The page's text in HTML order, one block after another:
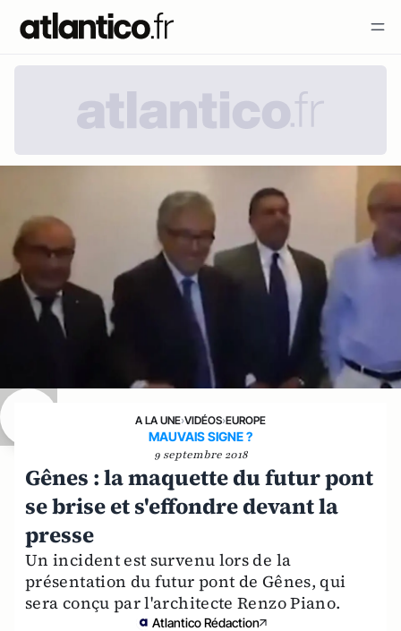
A LA UNE›VIDÉOS›EUROPE
MAUVAIS SIGNE ?
9 septembre 2018
Gênes : la maquette du futur pont
se brise et s'effondre devant la
presse
Un incident est survenu lors de la
présentation du futur pont de Gênes, qui
sera conçu par l'architecte Renzo Piano.
Atlantico Rédaction